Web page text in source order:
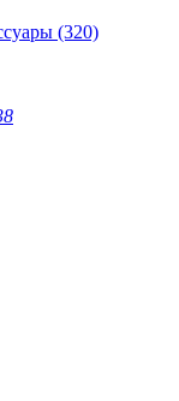
(320)